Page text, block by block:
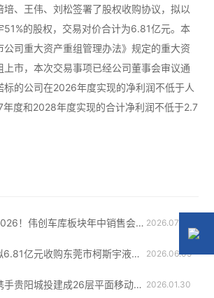
培、王伟、刘松签署了股权收购协议，拟以
51%的股权，交易对价合计为6.81亿元。本
公司重大资产重组管理办法》规定的重大资
上市，本次交易事项已经公司董事会审议通
标的公司在2026年度实现的净利润不低于人
度和2028年度实现的合计净利润不低于2.7
聚力突围，决胜2026！伟创车库板块年中销售会议圆满落幕 2026.07.20
母公司五洋自控拟6.81亿元收购东莞市柯斯宇液冷技术有限公司51%股权 2026.06.05
霸气！深圳伟创携手贵阳城投建成26层平面移动智能车库！ 2026.01.30